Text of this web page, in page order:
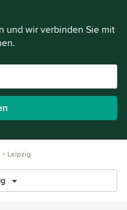
und wir verbinden Sie mit
Leipzig